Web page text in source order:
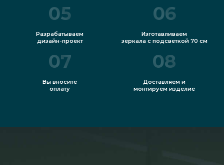
05
Разрабатываем
дизайн-проект
06
Изготавливаем
зеркала с подсветкой 70 см
07
Вы вносите
оплату
08
Доставляем и
монтируем изделие